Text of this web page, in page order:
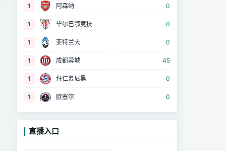
1 阿森纳 0
1 毕尔巴鄂竞技 0
1 亚特兰大 0
1 成都蓉城 45
1 拜仁慕尼黑 0
1 欧塞尔 0
直播入口